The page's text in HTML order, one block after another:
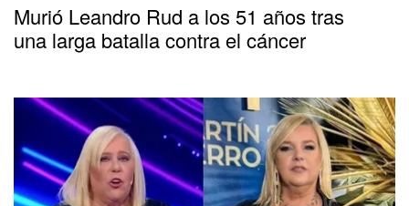
Murió Leandro Rud a los 51 años tras
una larga batalla contra el cáncer